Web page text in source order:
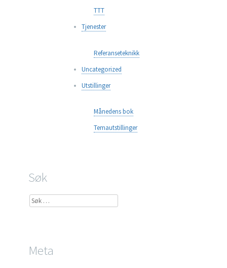
TTT
Tjenester
Referanseteknikk
Uncategorized
Utstillinger
Månedens bok
Temautstillinger
Søk
Søk
Meta